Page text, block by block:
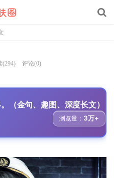
(294) 评论(0)
（金句、趣图、深度长文）
浏览量： 3万+